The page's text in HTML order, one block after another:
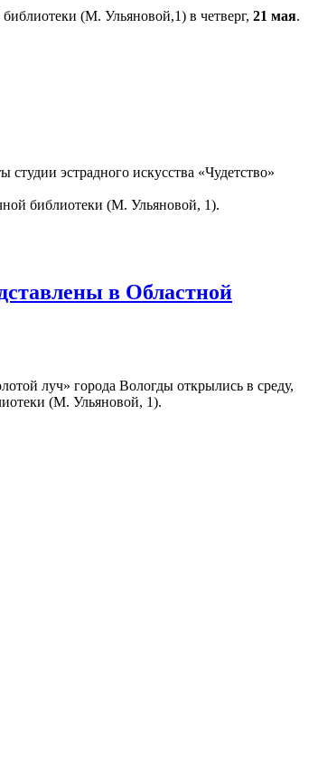
(М. Ульяновой,1) в четверг, 21 мая.
эстрадного искусства «Чудетство»
библиотеки (М. Ульяновой, 1).
в Областной
луч» города Вологды открылись в среду,
(М. Ульяновой, 1).